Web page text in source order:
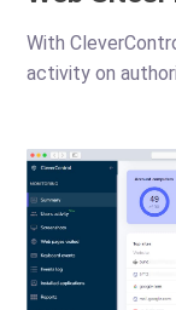
With
activity on